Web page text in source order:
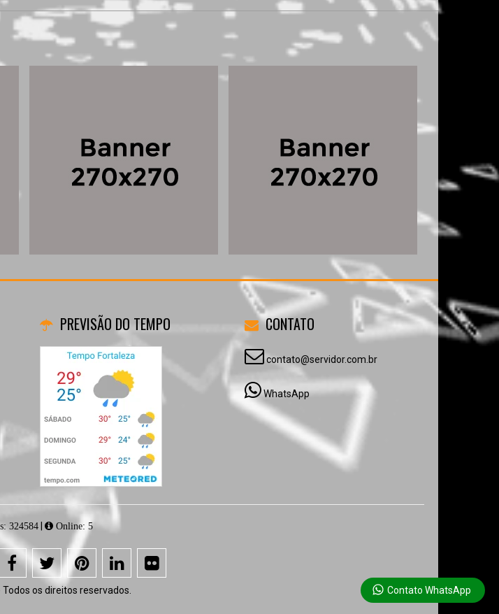
PREVISÃO DO TEMPO
Contato WhatsApp
CONTATO
contato@servidor.com.br
WhatsApp
324584| Online: 5
os direitos reservados.